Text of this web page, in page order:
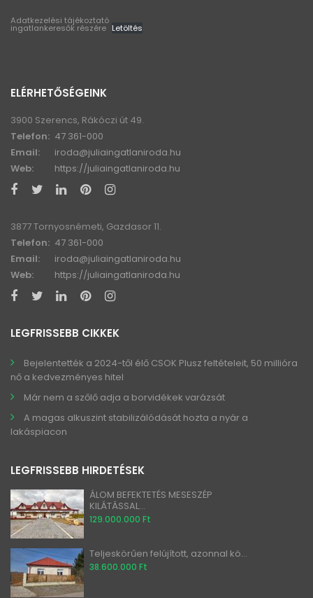
Adatkezelési tájékoztató
ingatlankeresők részére Letöltés
ELÉRHETŐSÉGEINK
3900 Szerencs, Rákóczi út 49.
Telefon: 47 361-000
Email:
iroda@juliaingatlaniroda.hu
Web:
https://juliaingatlaniroda.hu
3877 Tornyosnémeti, Gazdasor 11.
Telefon: 47 361-000
Email:
iroda@juliaingatlaniroda.hu
Web:
https://juliaingatlaniroda.hu
LEGFRISSEBB CIKKEK
Bejelentették a 2024-től élő CSOK Plusz feltételeit, 50 millióra
nő a kedvezményes hitel
Már nem a szőlő adja a borvidékek varázsát
A magas alkuszint stabilizálódását hozta a nyár a
lakáspiacon
LEGFRISSEBB HIRDETÉSEK
ÁLOM BEFEKTETÉS MESESZÉP
KILÁTÁSSAL...
129.000.000 Ft
Teljeskörűen felújított, azonnal kö...
38.600.000 Ft